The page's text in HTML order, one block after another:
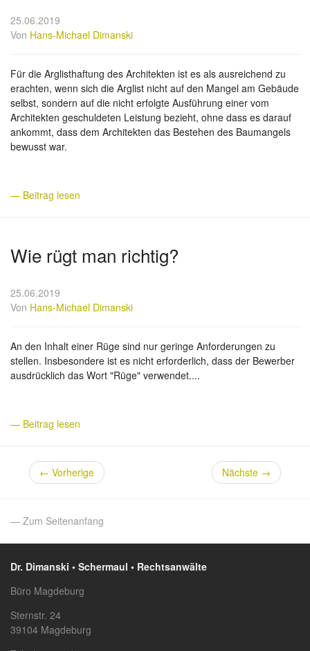
25.06.2019
Von Hans-Michael Dimanski
Für die Arglisthaftung des Architekten ist es als ausreichend zu
erachten, wenn sich die Arglist nicht auf den Mangel am Gebäude
selbst, sondern auf die nicht erfolgte Ausführung einer vom
Architekten geschuldeten Leistung bezieht, ohne dass es darauf
ankommt, dass dem Architekten das Bestehen des Baumangels
bewusst war.
— Beitrag lesen
Wie rügt man richtig?
25.06.2019
Von Hans-Michael Dimanski
An den Inhalt einer Rüge sind nur geringe Anforderungen zu
stellen. Insbesondere ist es nicht erforderlich, dass der Bewerber
ausdrücklich das Wort "Rüge" verwendet....
— Beitrag lesen
← Vorherige Nächste →
— Zum Seitenanfang
Dr. Dimanski • Schermaul • Rechtsanwälte
Büro Magdeburg
Sternstr. 24
39104 Magdeburg